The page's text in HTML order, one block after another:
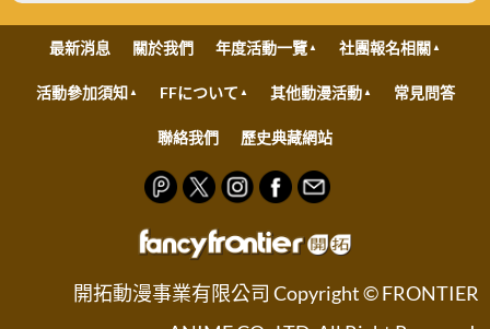
最新消息 關於我們 年度活動一覽 社團報名相關
活動參加須知 FFについて 其他動漫活動 常見問答
聯絡我們 歷史典藏網站
開拓動漫事業有限公司 Copyright © FRONTIER